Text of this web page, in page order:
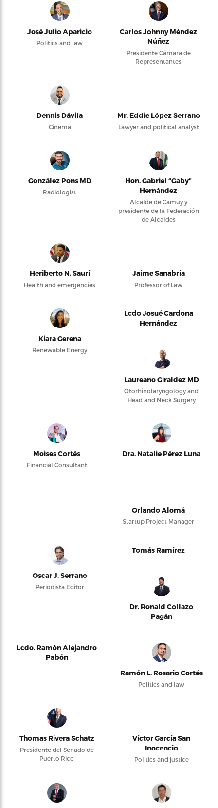
José Julio Aparicio
Politics and law
Carlos Johnny Méndez
Núñez
Presidente Cámara de
Representantes
Dennis Dávila
Cinema
Mr. Eddie López Serrano
Lawyer and political analyst
González Pons MD
Radiologist
Hon. Gabriel “Gaby”
Hernández
Alcalde de Camuy y
presidente de la Federación
de Alcaldes
Heriberto N. Saurí
Health and emergencies
Jaime Sanabria
Professor of Law
Kiara Gerena
Renewable Energy
Lcdo Josué Cardona
Hernández
Laureano Giraldez MD
Otorhinolaryngology and
Head and Neck Surgery
Moises Cortés
Financial Consultant
Dra. Natalie Pérez Luna
Orlando Alomá
Startup Project Manager
Oscar J. Serrano
Periodista Editor
Tomás Ramírez
Dr. Ronald Collazo
Pagán
Lcdo. Ramón Alejandro
Pabón
Ramón L. Rosario Cortés
Politics and law
Thomas Rivera Schatz
Presidente del Senado de
Puerto Rico
Víctor García San
Inocencio
Politics and justice